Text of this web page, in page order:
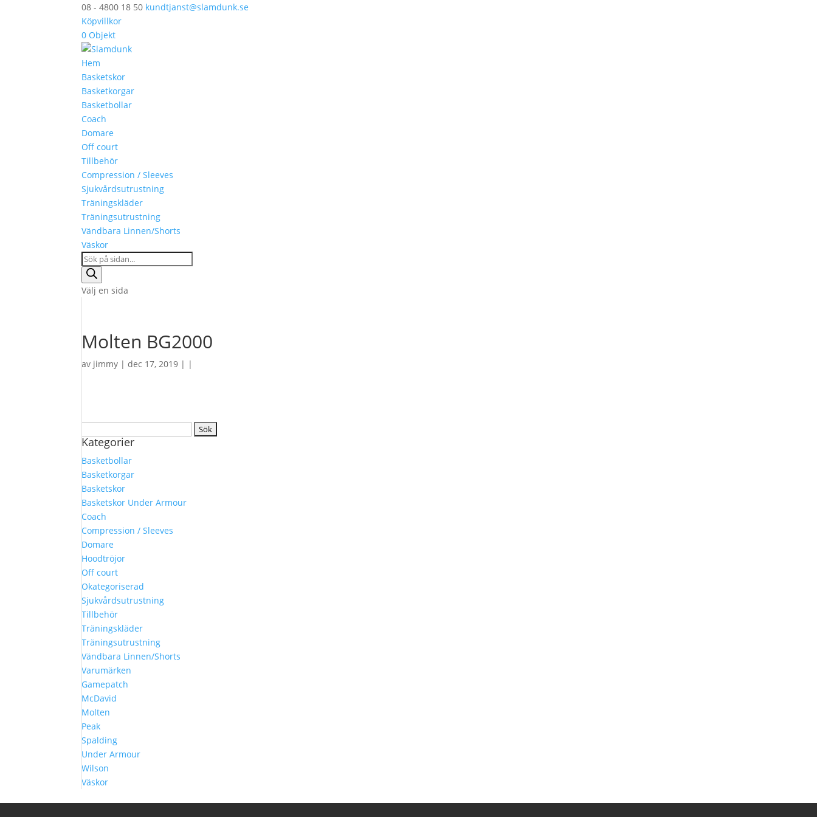
08 - 4800 18 50 kundtjanst@slamdunk.se
Köpvillkor
0 Objekt
Hem
Basketskor
Basketkorgar
Basketbollar
Coach
Domare
Off court
Tillbehör
Compression / Sleeves
Sjukvårdsutrustning
Träningskläder
Träningsutrustning
Vändbara Linnen/Shorts
Väskor
Products
search
Välj en sida
Molten BG2000
av jimmy | dec 17, 2019 | |
efter:
Kategorier
Basketbollar
Basketkorgar
Basketskor
Basketskor Under Armour
Coach
Compression / Sleeves
Domare
Hoodtröjor
Off court
Okategoriserad
Sjukvårdsutrustning
Tillbehör
Träningskläder
Träningsutrustning
Vändbara Linnen/Shorts
Varumärken
Gamepatch
McDavid
Molten
Peak
Spalding
Under Armour
Wilson
Väskor